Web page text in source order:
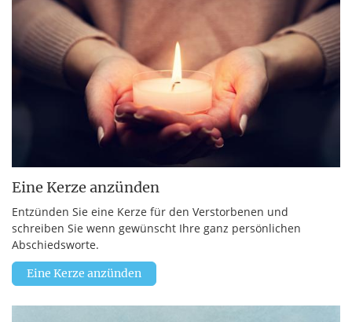
Eine Kerze anzünden
Entzünden Sie eine Kerze für den Verstorbenen und
schreiben Sie wenn gewünscht Ihre ganz persönlichen
Abschiedsworte.
Eine Kerze anzünden